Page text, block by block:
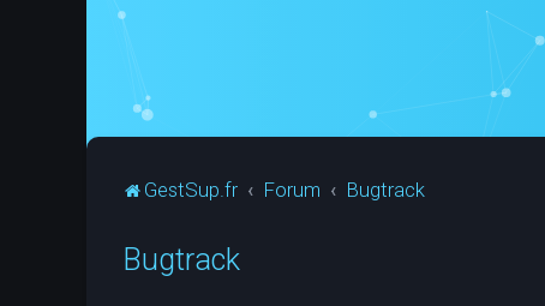
GestSup.fr Forum Bugtrack
Bugtrack